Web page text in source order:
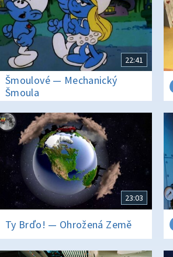
22:41
Šmoulové — Mechanický
Šmoula
23:03
Ty Brďo! — Ohrožená Země